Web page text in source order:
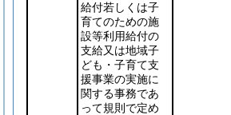
給付若しくは子
育てのための施
設等利用給付の
支給又は地域子
ども・子育て支
援事業の実施に
関する事務であ
って規則で定め